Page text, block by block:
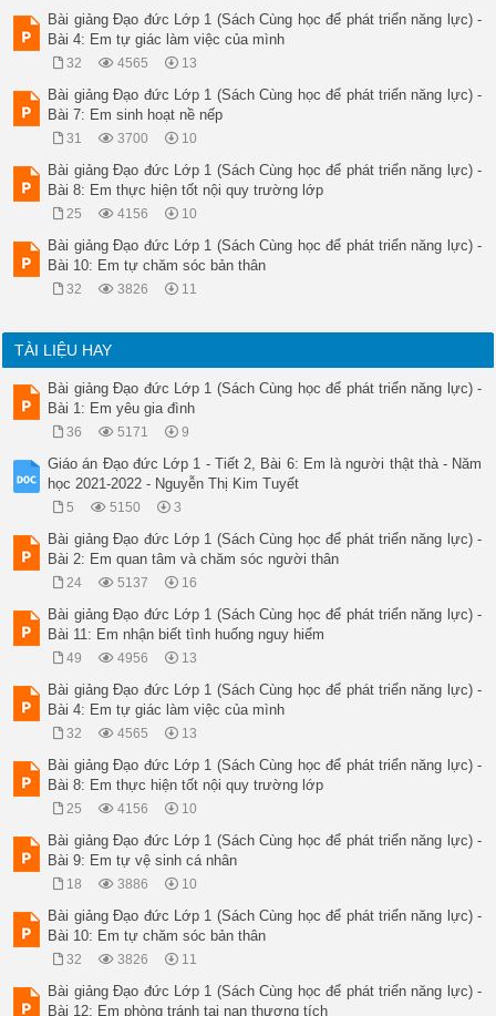
Bài giảng Đạo đức Lớp 1 (Sách Cùng học để phát triển năng lực) -
Bài 4: Em tự giác làm việc của mình
32 4565 13
Bài giảng Đạo đức Lớp 1 (Sách Cùng học để phát triển năng lực) -
Bài 7: Em sinh hoạt nề nếp
31 3700 10
Bài giảng Đạo đức Lớp 1 (Sách Cùng học để phát triển năng lực) -
Bài 8: Em thực hiện tốt nội quy trường lớp
25 4156 10
Bài giảng Đạo đức Lớp 1 (Sách Cùng học để phát triển năng lực) -
Bài 10: Em tự chăm sóc bản thân
32 3826 11
TÀI LIỆU HAY
Bài giảng Đạo đức Lớp 1 (Sách Cùng học để phát triển năng lực) -
Bài 1: Em yêu gia đình
36 5171 9
Giáo án Đạo đức Lớp 1 - Tiết 2, Bài 6: Em là người thật thà - Năm
học 2021-2022 - Nguyễn Thị Kim Tuyết
5 5150 3
Bài giảng Đạo đức Lớp 1 (Sách Cùng học để phát triển năng lực) -
Bài 2: Em quan tâm và chăm sóc người thân
24 5137 16
Bài giảng Đạo đức Lớp 1 (Sách Cùng học để phát triển năng lực) -
Bài 11: Em nhận biết tình huống nguy hiểm
49 4956 13
Bài giảng Đạo đức Lớp 1 (Sách Cùng học để phát triển năng lực) -
Bài 4: Em tự giác làm việc của mình
32 4565 13
Bài giảng Đạo đức Lớp 1 (Sách Cùng học để phát triển năng lực) -
Bài 8: Em thực hiện tốt nội quy trường lớp
25 4156 10
Bài giảng Đạo đức Lớp 1 (Sách Cùng học để phát triển năng lực) -
Bài 9: Em tự vệ sinh cá nhân
18 3886 10
Bài giảng Đạo đức Lớp 1 (Sách Cùng học để phát triển năng lực) -
Bài 10: Em tự chăm sóc bản thân
32 3826 11
Bài giảng Đạo đức Lớp 1 (Sách Cùng học để phát triển năng lực) -
Bài 12: Em phòng tránh tai nạn thương tích